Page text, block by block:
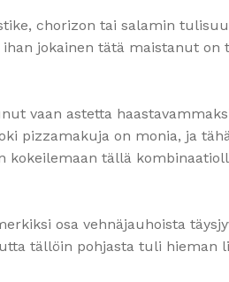
chorizon tai salamin
jokainen tätä maistanut on
vaan astetta
pizzamakuja on monia, ja
tällä
osa vehnäjauhoista
tällöin pohjasta tuli hieman